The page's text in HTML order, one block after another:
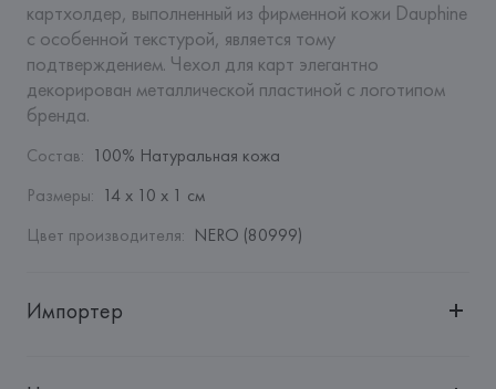
картхолдер, выполненный из фирменной кожи Dauphine
с особенной текстурой, является тому
подтверждением. Чехол для карт элегантно
декорирован металлической пластиной с логотипом
бренда.
Состав: 100% Натуральная кожа
Размеры: 14 х 10 х 1 см
Цвет производителя: NERO (80999)
Импортер